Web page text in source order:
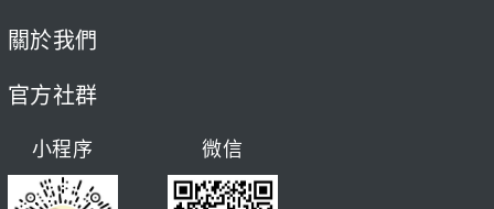
關於我們
官方社群
小程序 微信